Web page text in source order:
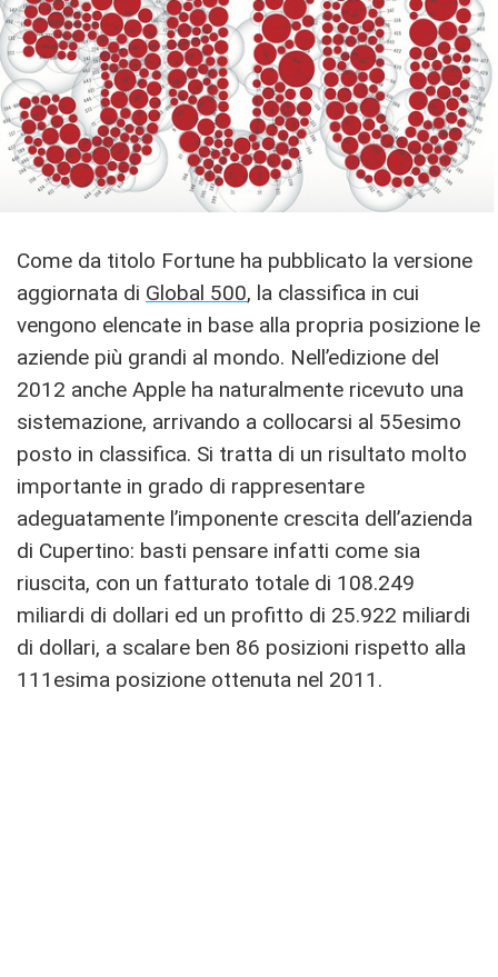
Come da titolo Fortune ha pubblicato la versione
aggiornata di Global 500, la classifica in cui
vengono elencate in base alla propria posizione le
aziende più grandi al mondo. Nell’edizione del
2012 anche Apple ha naturalmente ricevuto una
sistemazione, arrivando a collocarsi al 55esimo
posto in classifica. Si tratta di un risultato molto
importante in grado di rappresentare
adeguatamente l’imponente crescita dell’azienda
di Cupertino: basti pensare infatti come sia
riuscita, con un fatturato totale di 108.249
miliardi di dollari ed un profitto di 25.922 miliardi
di dollari, a scalare ben 86 posizioni rispetto alla
111esima posizione ottenuta nel 2011.